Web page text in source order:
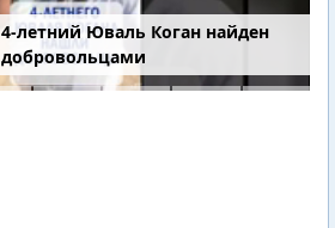
4-летний Юваль Коган найден
добровольцами